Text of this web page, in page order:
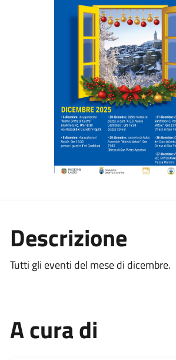
Descrizione
Tutti gli eventi del mese di dicembre.
A cura di